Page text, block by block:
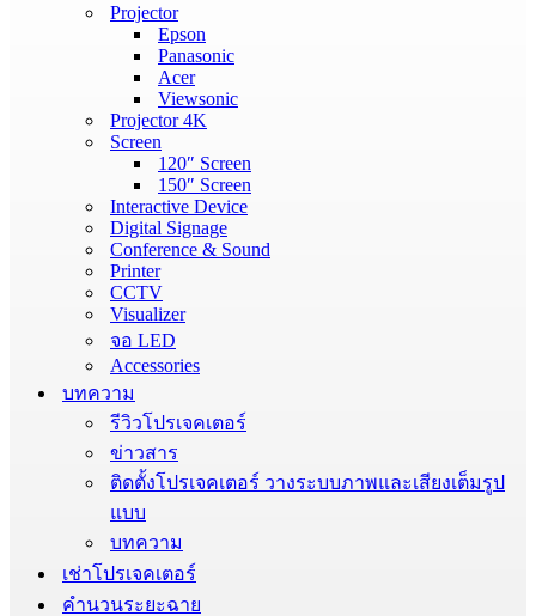
Projector
Epson
Panasonic
Acer
Viewsonic
Projector 4K
Screen
120″ Screen
150″ Screen
Interactive Device
Digital Signage
Conference & Sound
Printer
CCTV
Visualizer
จอ LED
Accessories
บทความ
รีวิวโปรเจคเตอร์
ข่าวสาร
ติดตั้งโปรเจคเตอร์ วางระบบภาพและเสียงเต็มรูป
แบบ
บทความ
เช่าโปรเจคเตอร์
คำนวนระยะฉาย